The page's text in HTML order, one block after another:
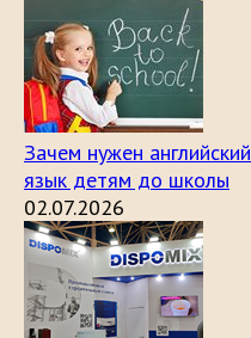
Зачем нужен английский
язык детям до школы
02.07.2026